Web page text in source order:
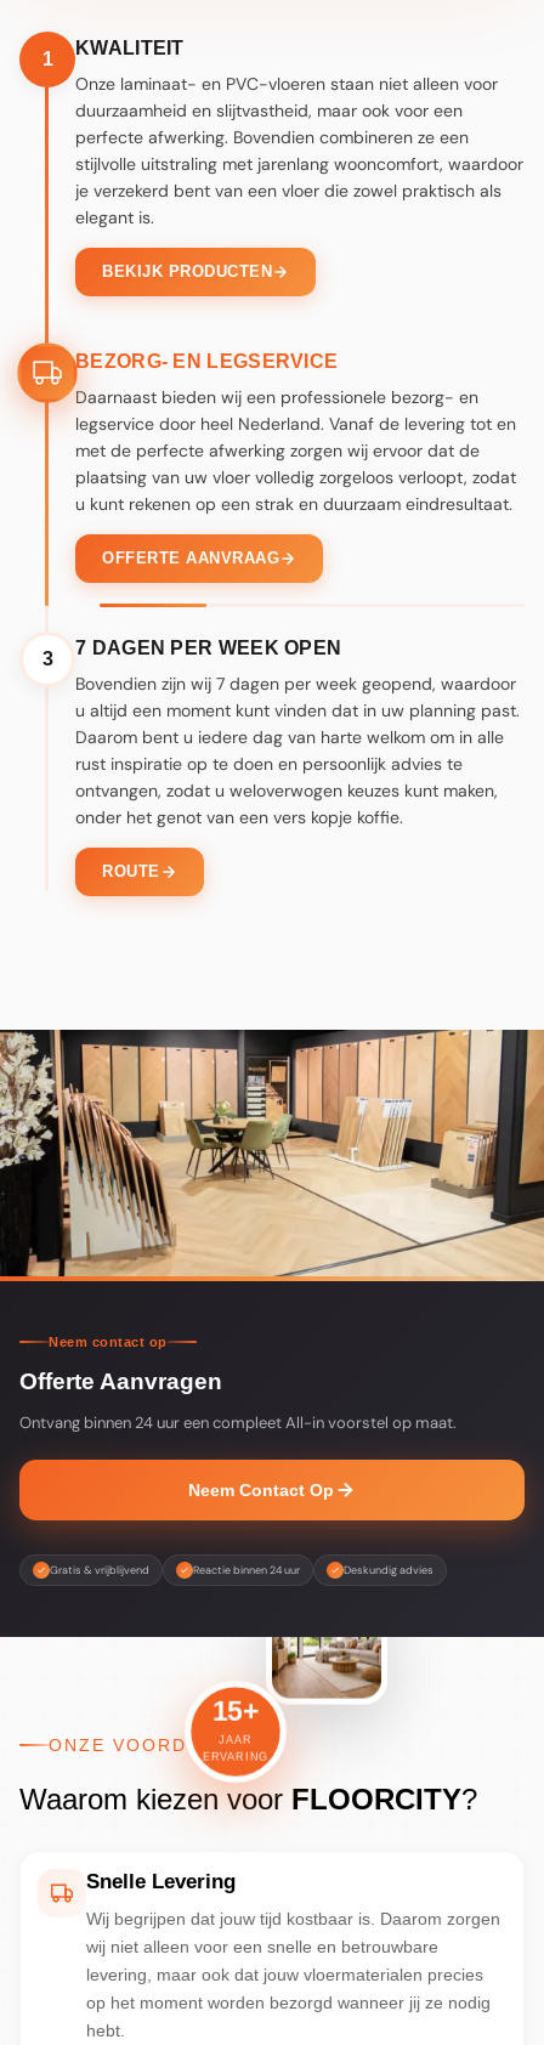
1
KWALITEIT
Onze laminaat- en PVC-vloeren staan niet alleen voor
duurzaamheid en slijtvastheid, maar ook voor een
perfecte afwerking. Bovendien combineren ze een
stijlvolle uitstraling met jarenlang wooncomfort, waardoor
je verzekerd bent van een vloer die zowel praktisch als
elegant is.
BEKIJK PRODUCTEN
BEZORG- EN LEGSERVICE
Daarnaast bieden wij een professionele bezorg- en
legservice door heel Nederland. Vanaf de levering tot en
met de perfecte afwerking zorgen wij ervoor dat de
plaatsing van uw vloer volledig zorgeloos verloopt, zodat
u kunt rekenen op een strak en duurzaam eindresultaat.
OFFERTE AANVRAAG
3
7 DAGEN PER WEEK OPEN
Bovendien zijn wij 7 dagen per week geopend, waardoor
u altijd een moment kunt vinden dat in uw planning past.
Daarom bent u iedere dag van harte welkom om in alle
rust inspiratie op te doen en persoonlijk advies te
ontvangen, zodat u weloverwogen keuzes kunt maken,
onder het genot van een vers kopje koffie.
ROUTE
Neem contact op
Offerte Aanvragen
Ontvang binnen 24 uur een compleet All-in voorstel op maat.
Neem Contact Op
Gratis & vrijblijvend Reactie binnen 24 uur Deskundig advies
ONZE VOORDELEN
Waarom kiezen voor FLOORCITY?
Snelle Levering
Wij begrijpen dat jouw tijd kostbaar is. Daarom zorgen
wij niet alleen voor een snelle en betrouwbare
levering, maar ook dat jouw vloermaterialen precies
op het moment worden bezorgd wanneer jij ze nodig
hebt.
15+
JAAR
ERVARING